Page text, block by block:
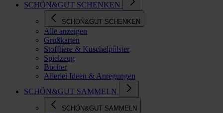
SCHÖN&GUT SCHENKEN
SCHÖN&GUT SCHENKEN
Alle anzeigen
Grußkarten
Stofftiere & Kuschelpölster
Spielzeug
Bücher
Allerlei Ideen & Anregungen
SCHÖN&GUT SAMMELN
SCHÖN&GUT SAMMELN